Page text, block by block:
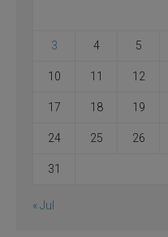
3 4 5
10 11 12
17 18 19
24 25 26
31
« Jul